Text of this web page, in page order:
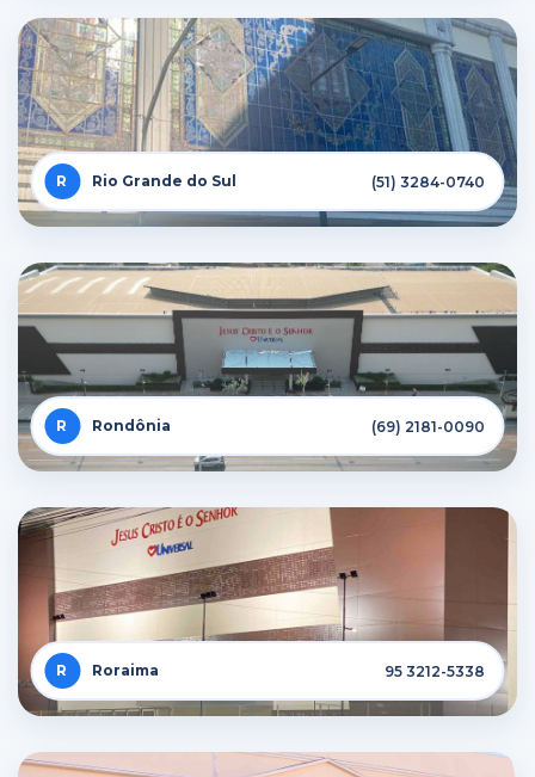
Rio Grande do Sul (51) 3284-0740
Rondônia (69) 2181-0090
Roraima 95 3212-5338